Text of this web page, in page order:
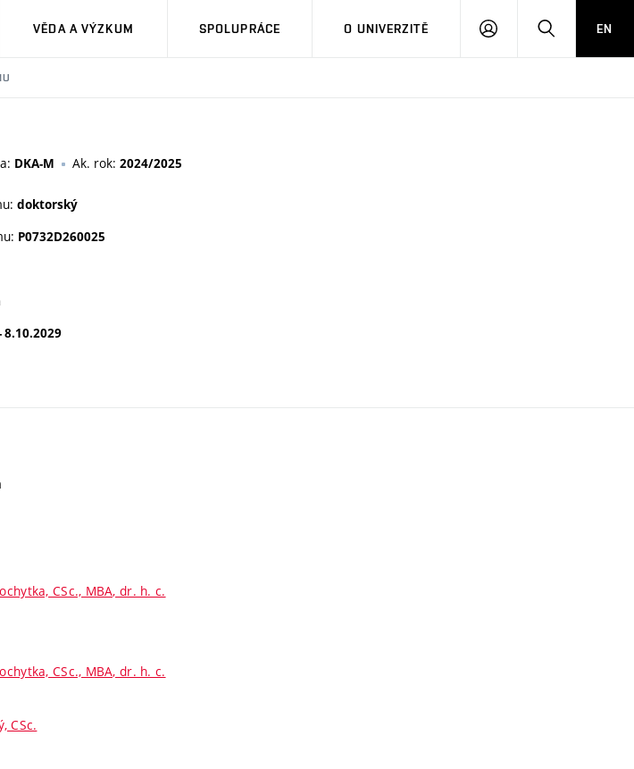
VĚDA A VÝZKUM SPOLUPRÁCE O UNIVERZITĚ
PŘIHLÁSIT HLEDATEN
DKA-M Ak. rok: 2024/2025
doktorský
P0732D260025
8.10.2029
CSc., MBA, dr. h. c.
CSc., MBA, dr. h. c.
CSc.